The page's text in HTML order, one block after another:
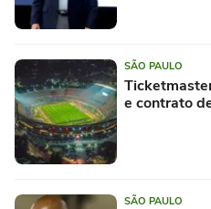
SÃO PAULO
e contrato
SÃO PAULO